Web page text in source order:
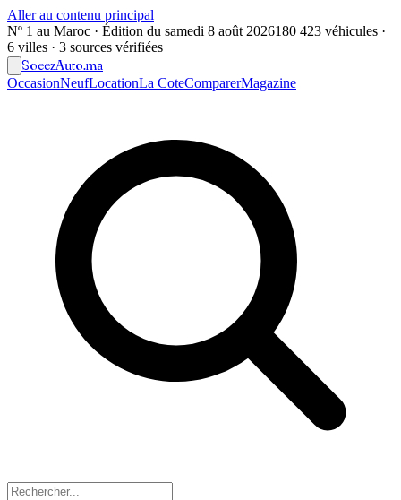
Aller au contenu principal
Nº 1 au Maroc · Édition du samedi 8 août 2026180 423 véhicules ·
6 villes · 3 sources vérifiées
SoeezAuto.ma
OccasionNeufLocationLa CoteComparerMagazine